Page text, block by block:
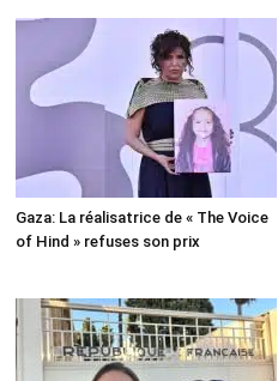
Gaza: La réalisatrice de « The Voice
of Hind » refuses son prix